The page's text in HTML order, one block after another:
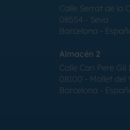
Calle Serrat de la
08554 - Seva
Barcelona -
Almacén 2
Calle Can Pere Gil
08100 - Mollet del
Barcelona -